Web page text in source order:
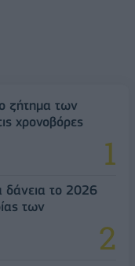
ζήτημα των
χρονοβόρες
δάνεια το 2026
των